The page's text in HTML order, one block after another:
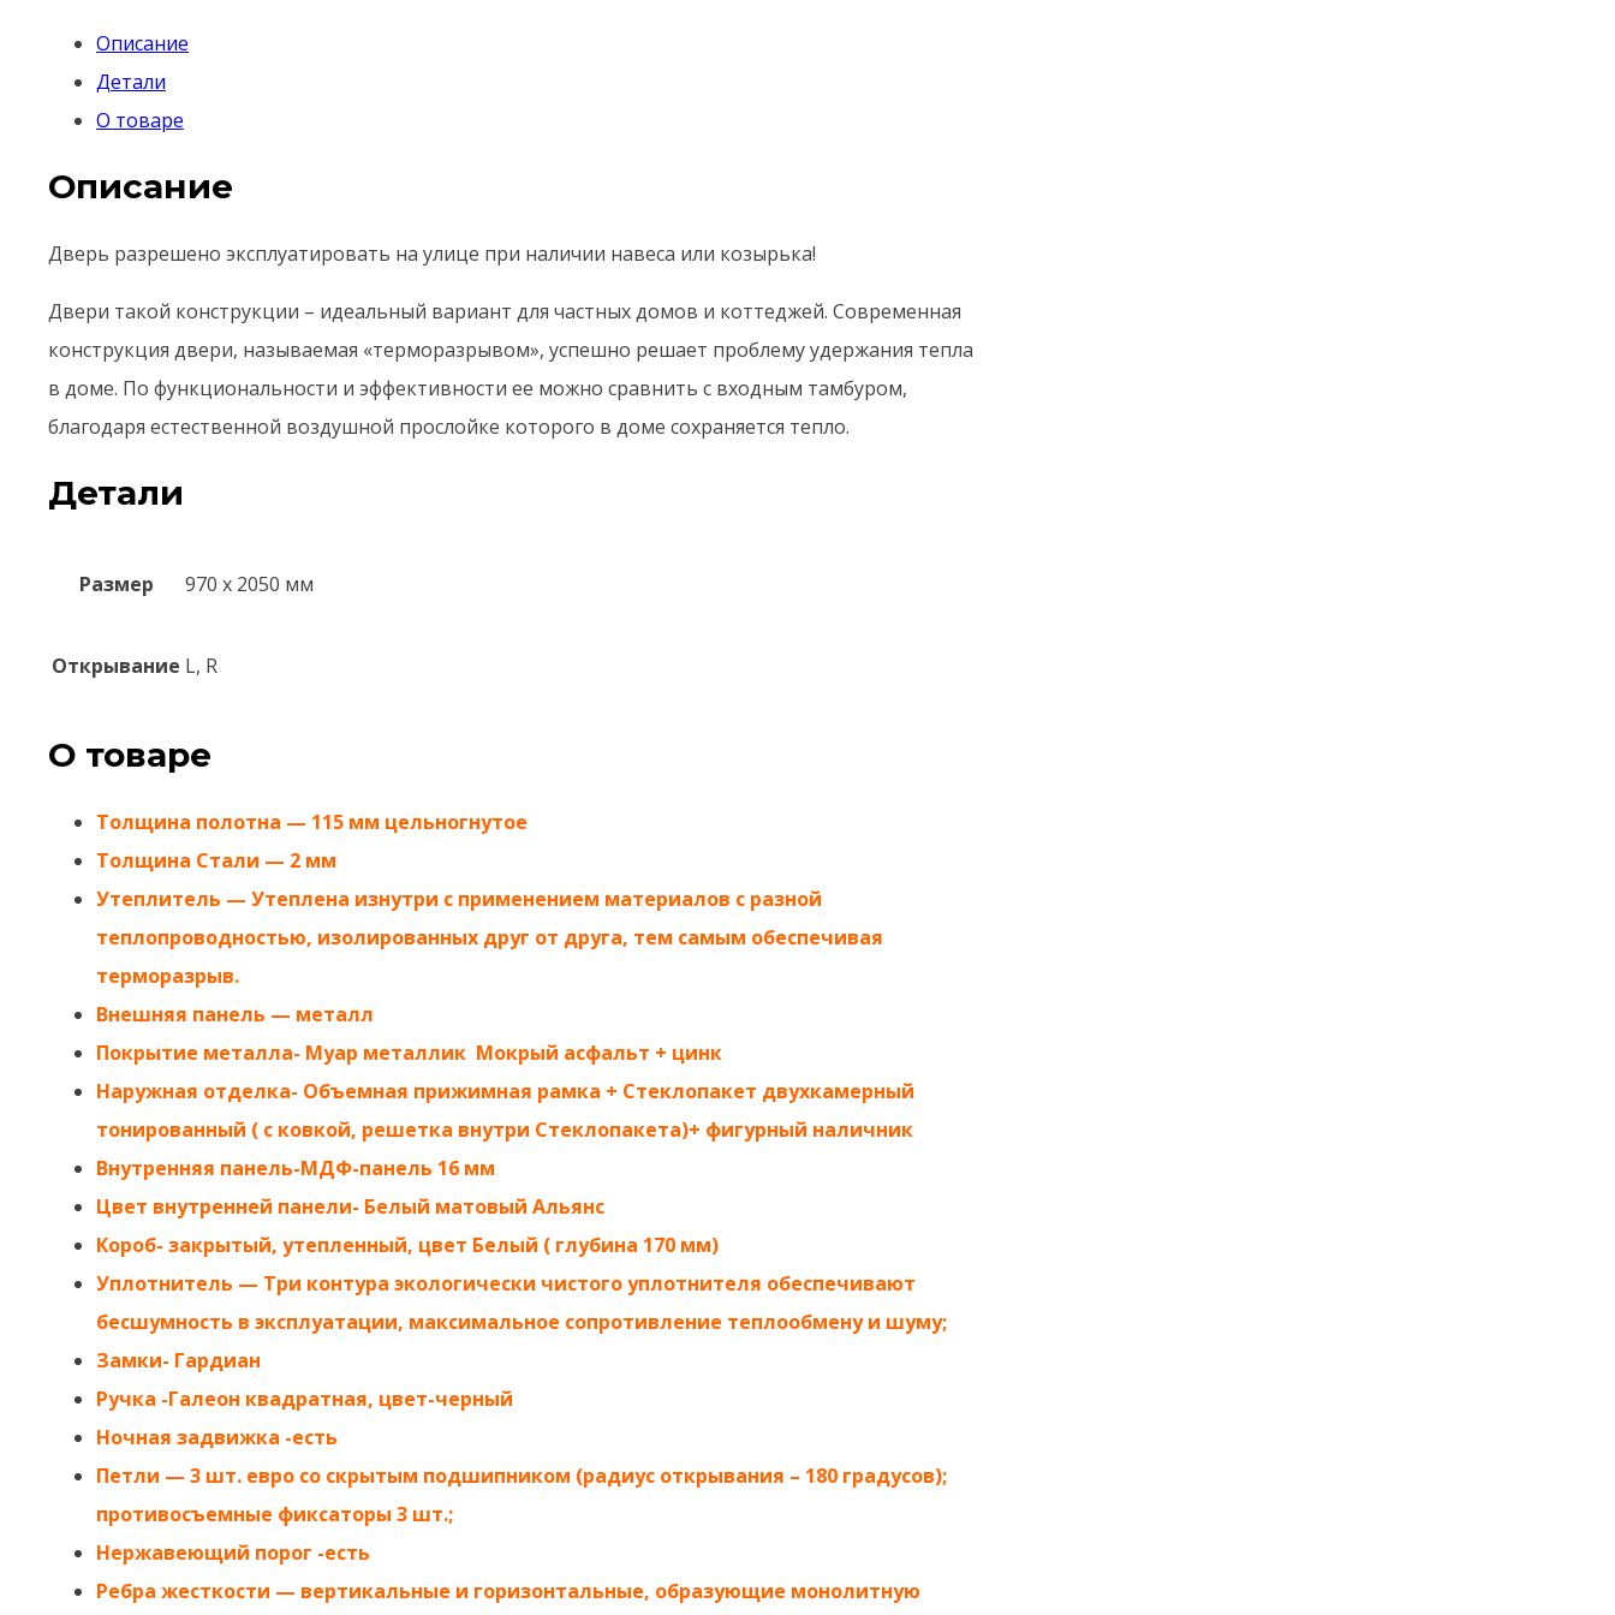
Описание
Детали
О товаре
Описание
Дверь разрешено эксплуатировать на улице при наличии навеса или козырька!
Двери такой конструкции – идеальный вариант для частных домов и коттеджей. Современная
конструкция двери, называемая «терморазрывом», успешно решает проблему удержания тепла
в доме. По функциональности и эффективности ее можно сравнить с входным тамбуром,
благодаря естественной воздушной прослойке которого в доме сохраняется тепло.
Детали
Размер 970 x 2050 мм
Открывание L, R
О товаре
Толщина полотна — 115 мм цельногнутое
Толщина Стали — 2 мм
Утеплитель — Утеплена изнутри с применением материалов с разной
теплопроводностью, изолированных друг от друга, тем самым обеспечивая
терморазрыв.
Внешняя панель — металл
Покрытие металла- Муар металлик Мокрый асфальт + цинк
Наружная отделка- Объемная прижимная рамка + Стеклопакет двухкамерный
тонированный ( с ковкой, решетка внутри Стеклопакета)+ фигурный наличник
Внутренняя панель-МДФ-панель 16 мм
Цвет внутренней панели- Белый матовый Альянс
Короб- закрытый, утепленный, цвет Белый ( глубина 170 мм)
Уплотнитель — Три контура экологически чистого уплотнителя обеспечивают
бесшумность в эксплуатации, максимальное сопротивление теплообмену и шуму;
Замки- Гардиан
Ручка -Галеон квадратная, цвет-черный
Ночная задвижка -есть
Петли — 3 шт. евро со скрытым подшипником (радиус открывания – 180 градусов);
противосъемные фиксаторы 3 шт.;
Нержавеющий порог -есть
Ребра жесткости — вертикальные и горизонтальные, образующие монолитную